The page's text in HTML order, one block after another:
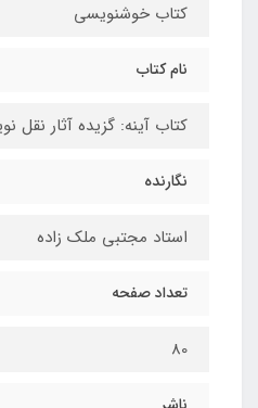
کتاب خوشنویسی
نام کتاب
کتاب آینه: گزیده آثار
نگارنده
استاد مجتبی ملک زاده
تعداد صفحه
80